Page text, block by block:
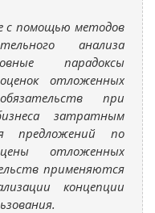
с помощью методов
анализа
парадоксы
отложенных
при
затратным
предложений по
отложенных
применяются
концепции